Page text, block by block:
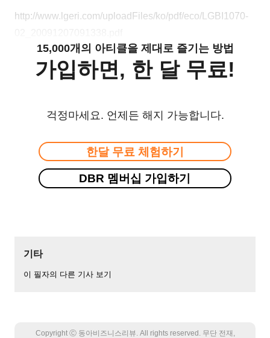
http://www.lgeri.com/uploadFiles/ko/pdf/eco/LGBI1070-
15,000개의 아티클을 제대로 즐기는 방법
가입하면, 한 달 무료!
걱정마세요. 언제든 해지 가능합니다.
한달 무료 체험하기
DBR 멤버십 가입하기
기타
이 필자의 다른 기사 보기
Copyright Ⓒ 동아비즈니스리뷰. All rights reserved. 무단 전재,